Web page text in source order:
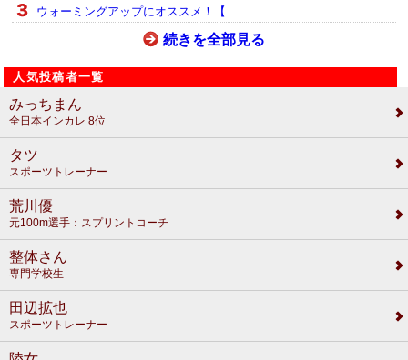
ウォーミングアップにオススメ！【…
続きを全部見る
人気投稿者一覧
みっちまん
全日本インカレ 8位
タツ
スポーツトレーナー
荒川優
元100m選手：スプリントコーチ
整体さん
専門学校生
田辺拡也
スポーツトレーナー